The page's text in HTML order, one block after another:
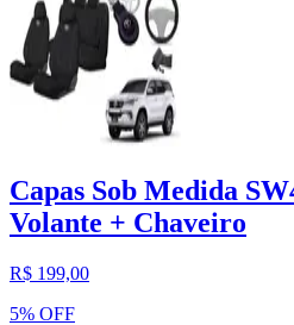
Capas Sob Medida
Volante + Chaveiro
R$ 199,00
5% OFF